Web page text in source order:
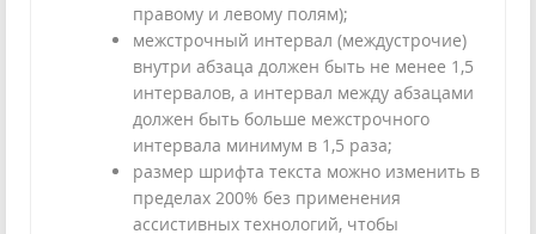
правому и левому полям);
межстрочный интервал (междустрочие)
внутри абзаца должен быть не менее 1,5
интервалов, а интервал между абзацами
должен быть больше межстрочного
интервала минимум в 1,5 раза;
размер шрифта текста можно изменить в
пределах 200% без применения
ассистивных технологий, чтобы